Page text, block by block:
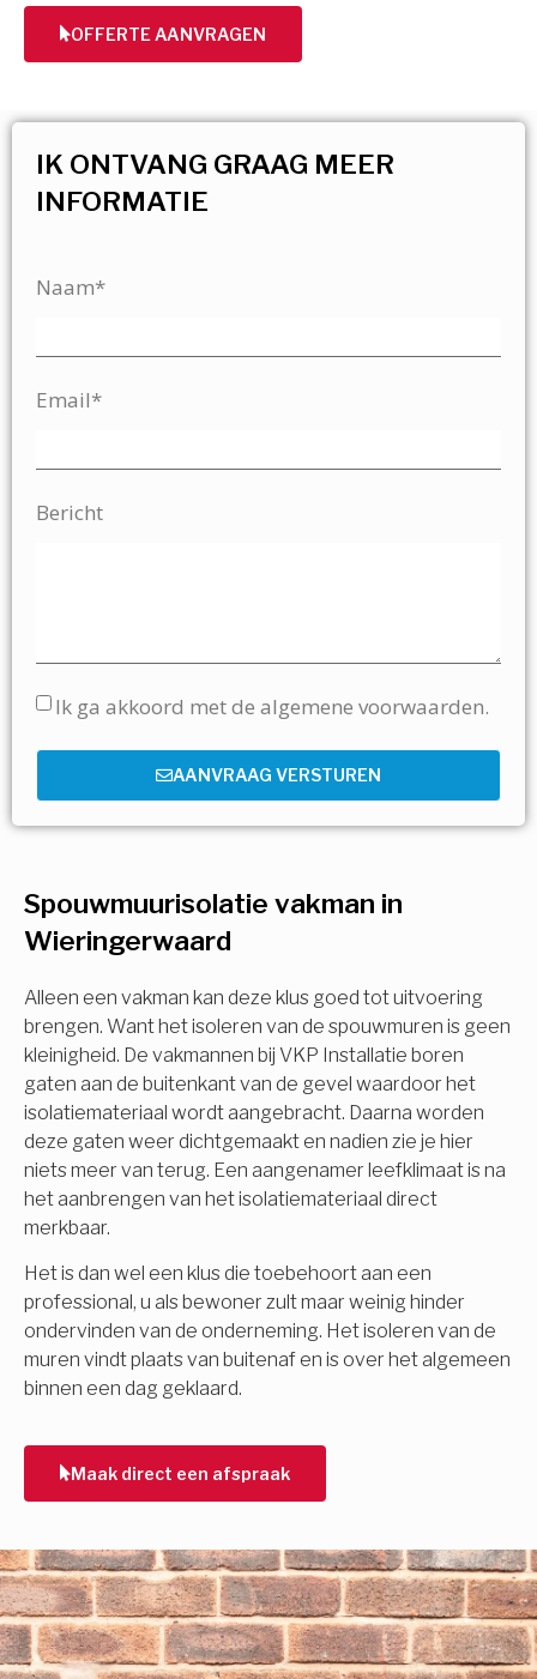
OFFERTE AANVRAGEN
Spouwmuurisolatie vakman in
Wieringerwaard
Alleen een vakman kan deze klus goed tot uitvoering
brengen. Want het isoleren van de spouwmuren is geen
kleinigheid. De vakmannen bij VKP Installatie boren
gaten aan de buitenkant van de gevel waardoor het
isolatiemateriaal wordt aangebracht. Daarna worden
deze gaten weer dichtgemaakt en nadien zie je hier
niets meer van terug. Een aangenamer leefklimaat is na
het aanbrengen van het isolatiemateriaal direct
merkbaar.
Het is dan wel een klus die toebehoort aan een
professional, u als bewoner zult maar weinig hinder
ondervinden van de onderneming. Het isoleren van de
muren vindt plaats van buitenaf en is over het algemeen
binnen een dag geklaard.
Maak direct een afspraak
IK ONTVANG GRAAG MEER
INFORMATIE
Naam*
Email*
Bericht
Ik ga akkoord met de algemene voorwaarden.
AANVRAAG VERSTUREN